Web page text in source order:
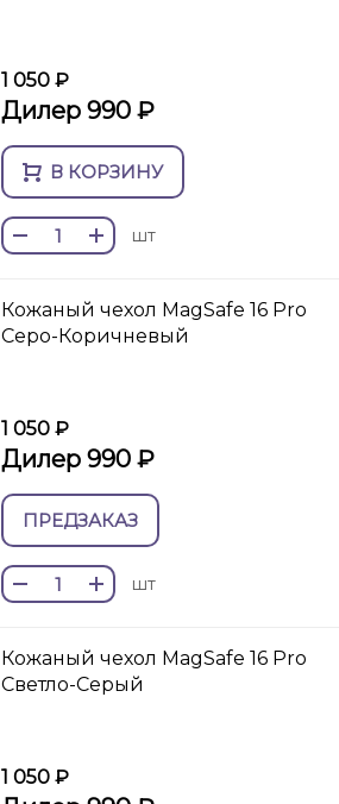
1 050 ₽
Дилер 990 ₽
В КОРЗИНУ
шт
Кожаный чехол MagSafe 16 Pro
Серо-Коричневый
1 050 ₽
Дилер 990 ₽
ПРЕДЗАКАЗ
шт
Кожаный чехол MagSafe 16 Pro
Светло-Серый
1 050 ₽